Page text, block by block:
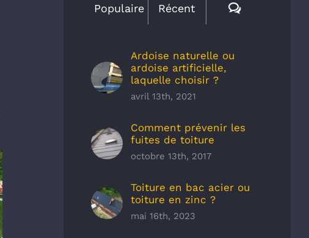
Populaire Récent
Ardoise naturelle ou
ardoise artificielle,
laquelle choisir ?
avril 13th, 2021
Comment prévenir les
fuites de toiture
octobre 13th, 2017
Toiture en bac acier ou
toiture en zinc ?
mai 16th, 2023